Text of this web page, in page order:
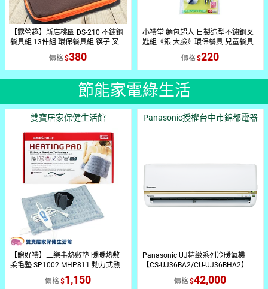
【露營趣】新店桃園 DS-210 不鏽鋼
餐具組 13件組 環保餐具組 筷子 叉
子 湯匙 便攜式餐具 露營 野餐
價格 380
小禮堂 麵包超人 日製造型不鏽鋼叉
匙組《銀.大臉》環保餐具.兒童餐具
價格
220
節能家電綠生活
雙寶居家保健生活館
【贈好禮】三樂事熱敷墊 暖暖熱敷
柔毛墊 SP1002 MHP811 動力式熱
價格 1,150
Panasonic授權台中市錦都電器
Panasonic UJ精緻系列冷暖氣機
【CS-UJ36BA2/CU-UJ36BHA2】
【台中配送免運含基本安裝】 【專
業團隊施工】
價格 42,000